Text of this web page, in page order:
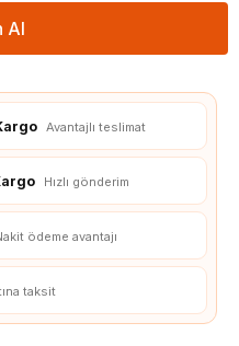
Al
Avantajlı teslimat
Hızlı gönderim
ödeme avantajı
taksit